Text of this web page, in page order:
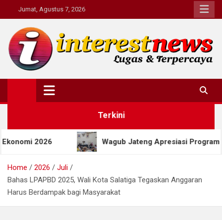
to
content
Jumat, Agustus 7, 2026
Interestnews.or.id
Terkini
Wagub Jateng Apresiasi Program SEJUTA
Home 2026
Juli
Bahas LPAPBD 2025, Wali Kota Salatiga Tegaskan Anggaran
Harus Berdampak bagi Masyarakat